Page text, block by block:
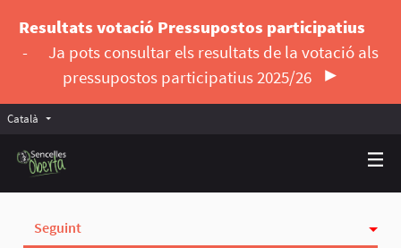
Resultats votació Pressupostos participatius
-
Ja pots consultar els resultats de la votació als
pressupostos participatius 2025/26
Català Triar la llengua
Seguint